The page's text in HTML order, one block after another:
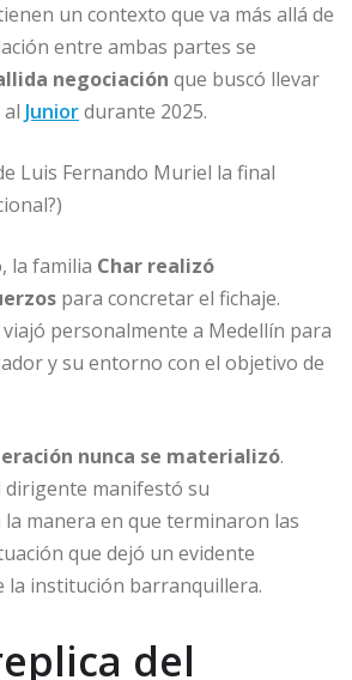
un contexto que va más allá de
entre ambas partes se
negociación que buscó llevar
Juniordurante 2025.
Luis Fernando Muriel la final
la familia Char realizó
para concretar el fichaje.
viajó personalmente a Medellín para
y su entorno con el objetivo de
nunca se materializó.
manifestó su
manera en que terminaron las
que dejó un evidente
la institución barranquillera.
del